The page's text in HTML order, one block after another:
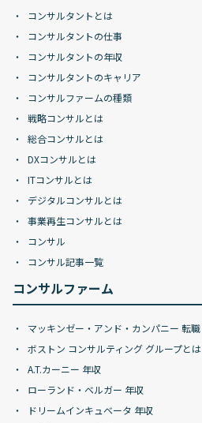
コンサルタントとは
コンサルタントの仕事
コンサルタントの年収
コンサルタントのキャリア
コンサルファームの種類
戦略コンサルとは
総合コンサルとは
DXコンサルとは
ITコンサルとは
デジタルコンサルとは
事業再生コンサルとは
コンサル
コンサル記事一覧
コンサルファーム
マッキンゼー・アンド・カンパニー 転職
ボストン コンサルティング グループとは
A.T.カーニー 年収
ローランド・ベルガー 年収
ドリームインキュベータ 年収